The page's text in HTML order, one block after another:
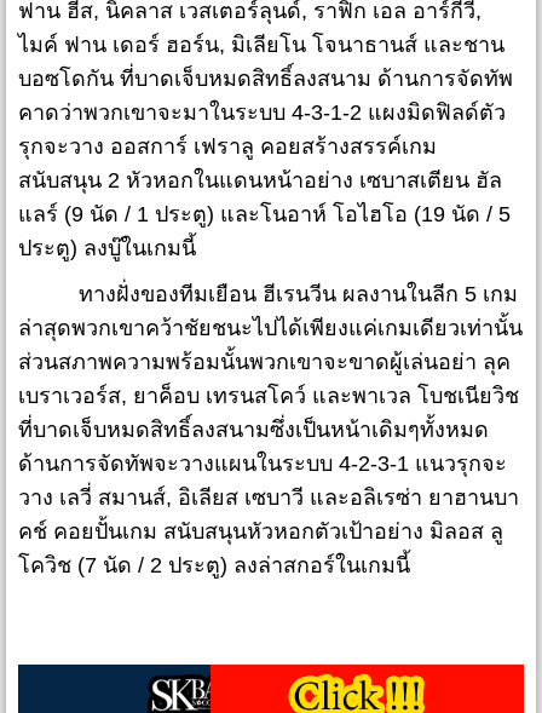
ฟาน ฮีส, นิคลาส เวสเตอร์ลุนด์, ราฟิก เอล อาร์กีวี,
ไมค์ ฟาน เดอร์ ฮอร์น, มิเลียโน โจนาธานส์ และชาน
บอซโดกัน ที่บาดเจ็บหมดสิทธิ์ลงสนาม ด้านการจัดทัพ
คาดว่าพวกเขาจะมาในระบบ 4-3-1-2 แผงมิดฟิลด์ตัว
รุกจะวาง ออสการ์ เฟราลู คอยสร้างสรรค์เกม
สนับสนุน 2 หัวหอกในแดนหน้าอย่าง เซบาสเตียน ฮัล
แลร์ (9 นัด / 1 ประตู) และโนอาห์ โอไฮโอ (19 นัด / 5
ประตู) ลงบู๊ในเกมนี้
ทางฝั่งของทีมเยือน ฮีเรนวีน ผลงานในลีก 5 เกม
ล่าสุดพวกเขาคว้าชัยชนะไปได้เพียงแค่เกมเดียวเท่านั้น
ส่วนสภาพความพร้อมนั้นพวกเขาจะขาดผู้เล่นอย่า ลุค
เบราเวอร์ส, ยาค็อบ เทรนสโคว์ และพาเวล โบชเนียวิช
ที่บาดเจ็บหมดสิทธิ์ลงสนามซึ่งเป็นหน้าเดิมๆทั้งหมด
ด้านการจัดทัพจะวางแผนในระบบ 4-2-3-1 แนวรุกจะ
วาง เลวี่ สมานส์, อิเลียส เซบาวี และอลิเรซ่า ยาฮานบา
คช์ คอยปั้นเกม สนับสนุนหัวหอกตัวเป้าอย่าง มิลอส ลู
โควิช (7 นัด / 2 ประตู) ลงล่าสกอร์ในเกมนี้